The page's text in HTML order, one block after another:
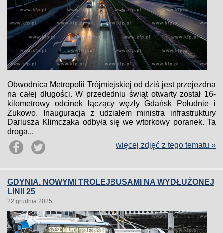
Obwodnica Metropolii Trójmiejskiej od dziś jest przejezdna
na całej długości. W przededniu świąt otwarty został 16-
kilometrowy odcinek łączący węzły Gdańsk Południe i
Żukowo. Inauguracja z udziałem ministra infrastruktury
Dariusza Klimczaka odbyła się we wtorkowy poranek. Ta
droga...
więcej zdjęć z tego tematu »
GDYNIA. NOWYMI TROLEJBUSAMI NA WYDŁUŻONEJ
LINII 25
22 grudnia 2025